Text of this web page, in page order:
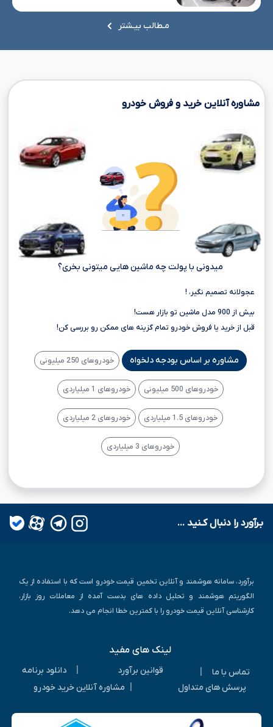
مـطالب بیـشتر
مشاوره آنلاین خرید و فروش خودرو
میدونی با پولت چه ماشین هایی میتونی بخری؟
عجولانه تصمیم نگیر، !
بیش از 900 مدل ماشین تو بازار هست!
قبل از خرید یا فروش خودرو تمام گزینه های ممکن رو بررسی کن!
مشاوره بر اساس بودجه دلخواه خودروهای 250 میلیونی
خودروهای 500 میلیونی خودروهای 1 میلیاردی
خودروهای 1.5 میلیاردی خودروهای 2 میلیاردی
خودروهای 3 میلیاردی
بـرآورد را دنبال کـنید ...
برآورد، سامانه هوشمند و آنلاین تخمین قیمت خودرو است که با استفاده از یک
الگوریتم هوشمند و تحلیل داده های بدست آمده از معاملات روز بازار،
کارشناسی آنلاین قیمت خودرو را با کمترین خطا انجام می دهد.
لینک های مفید
تماس با ما قوانین برآورد
دانلود برنامه
پرسش های متداول
مشاوره آنلاین خرید خودرو